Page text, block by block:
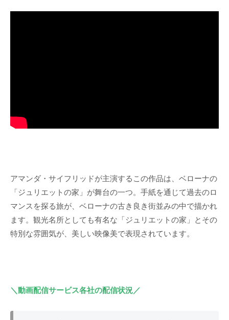
アマンダ・サイフリッドが主演するこの作品は、ベローナの
「ジュリエットの家」が舞台の一つ。手紙を通じて過去のロ
マンスを探る旅が、ベローナの古き良き街並みの中で描かれ
ます。観光名所としても有名な「ジュリエットの家」とその
特別な雰囲気が、美しい映像美で表現されています。
＼動画配信サービス各社の配信状況／